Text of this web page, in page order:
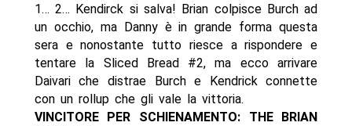
1… 2… Kendirck si salva! Brian colpisce Burch ad
un occhio, ma Danny è in grande forma questa
sera e nonostante tutto riesce a rispondere e
tentare la Sliced Bread #2, ma ecco arrivare
Daivari che distrae Burch e Kendrick connette
con un rollup che gli vale la vittoria.
VINCITORE PER SCHIENAMENTO: THE BRIAN